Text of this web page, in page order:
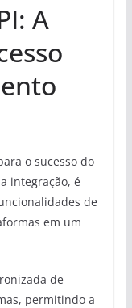
A
o sucesso do
integração, é
de
em um
de
permitindo a